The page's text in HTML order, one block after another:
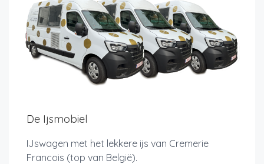
De Ijsmobiel
IJswagen met het lekkere ijs van Cremerie
Francois (top van België).